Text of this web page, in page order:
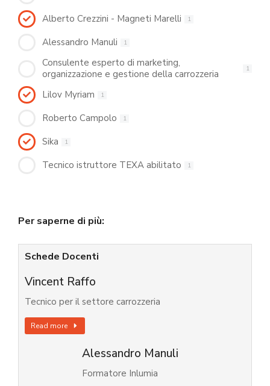
Alberto Crezzini - Magneti Marelli
1
Alessandro Manuli 1
Consulente esperto di marketing,
organizzazione e gestione della carrozzeria
1
Lilov Myriam 1
Roberto Campolo 1
Sika 1
Tecnico istruttore TEXA abilitato 1
Per saperne di più:
Schede Docenti
Vincent Raffo
Tecnico per il settore carrozzeria
Read more
Alessandro Manuli
Formatore Inlumia